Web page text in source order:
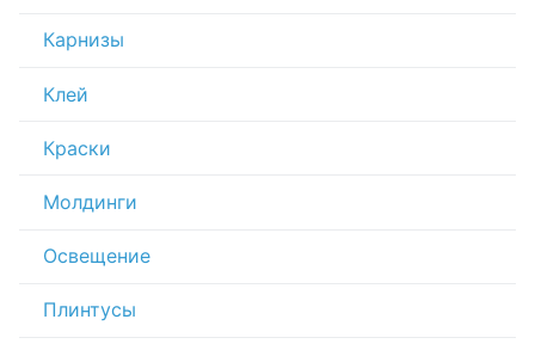
Карнизы
Клей
Краски
Молдинги
Освещение
Плинтусы